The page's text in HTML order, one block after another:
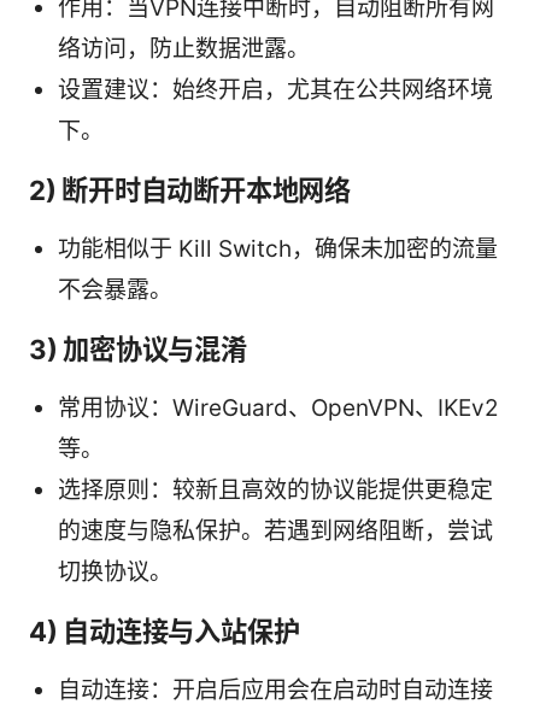
作用：当VPN连接中断时，自动阻断所有网
络访问，防止数据泄露。
设置建议：始终开启，尤其在公共网络环境
下。
2) 断开时自动断开本地网络
功能相似于 Kill Switch，确保未加密的流量
不会暴露。
3) 加密协议与混淆
常用协议：WireGuard、OpenVPN、IKEv2
等。
选择原则：较新且高效的协议能提供更稳定
的速度与隐私保护。若遇到网络阻断，尝试
切换协议。
4) 自动连接与入站保护
自动连接：开启后应用会在启动时自动连接